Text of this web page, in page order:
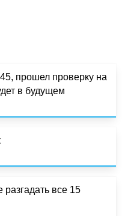
прошел проверку на
в будущем
разгадать все 15